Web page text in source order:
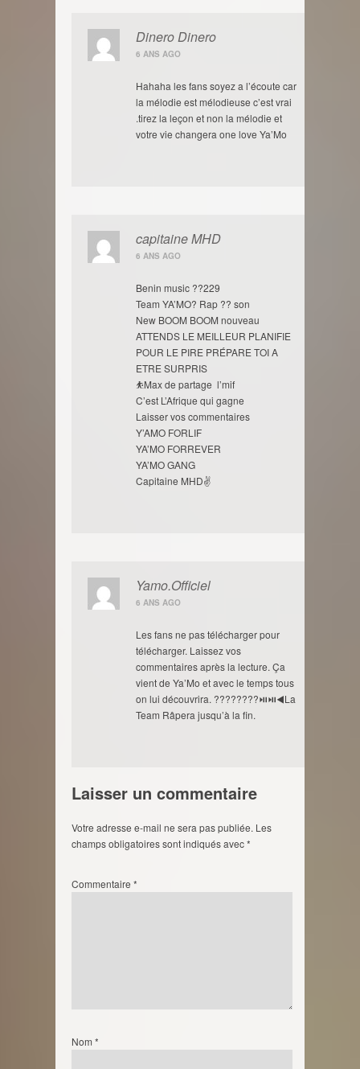
Dinero Dinero
6 ANS AGO
Hahaha les fans soyez a l’écoute car
la mélodie est mélodieuse c’est vrai
.tirez la leçon et non la mélodie et
votre vie changera one love Ya’Mo
capitaine MHD
6 ANS AGO
Benin music ??229
Team YA’MO? Rap ?️? son
New BOOM BOOM nouveau
ATTENDS LE MEILLEUR PLANIFIE
POUR LE PIRE PRÉPARE TOI A
ETRE SURPRIS
⛹️Max de partage l’mif
C’est L’Afrique qui gagne
Laisser vos commentaires
Y’AMO FORLIF
YA’MO FORREVER
YA’MO GANG
Capitaine MHD✌
Yamo.Officiel
6 ANS AGO
Les fans ne pas télécharger pour
télécharger. Laissez vos
commentaires après la lecture. Ça
vient de Ya’Mo et avec le temps tous
on lui découvrira. ????????⏯⏯◀La
Team Râpera jusqu’à la fin.
Laisser un commentaire
Votre adresse e-mail ne sera pas publiée. Les
champs obligatoires sont indiqués avec*
Commentaire *
Nom *